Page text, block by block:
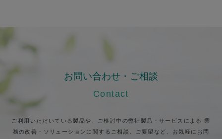
お問い合わせ・ご相談
Contact
ご利用いただいている製品や、ご検討中の弊社製品・サービスによる 業
務の改善・ソリューションに関するご相談、ご要望など、お気軽にお問